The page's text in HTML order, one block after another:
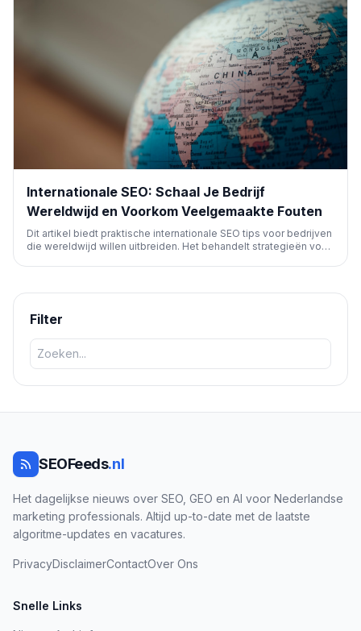
Internationale SEO: Schaal Je Bedrijf
Wereldwijd en Voorkom Veelgemaakte Fouten
Dit artikel biedt praktische internationale SEO tips voor bedrijven
die wereldwijd willen uitbreiden. Het behandelt strategieën voor
Filter
SEOFeeds.nl
Het dagelijkse nieuws over SEO, GEO en AI voor Nederlandse
marketing professionals. Altijd up-to-date met de laatste
algoritme-updates en vacatures.
PrivacyDisclaimerContactOver Ons
Snelle Links